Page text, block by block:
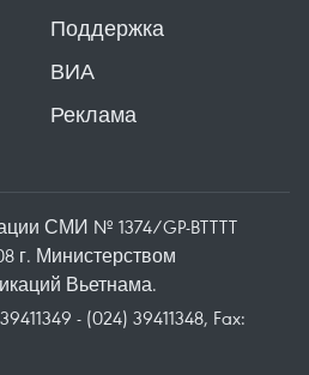
Поддержка
ВИА
Реклама
СМИ № 1374/GP-BTTTT
г. Министерством
Вьетнама.
- (024) 39411348, Fax: